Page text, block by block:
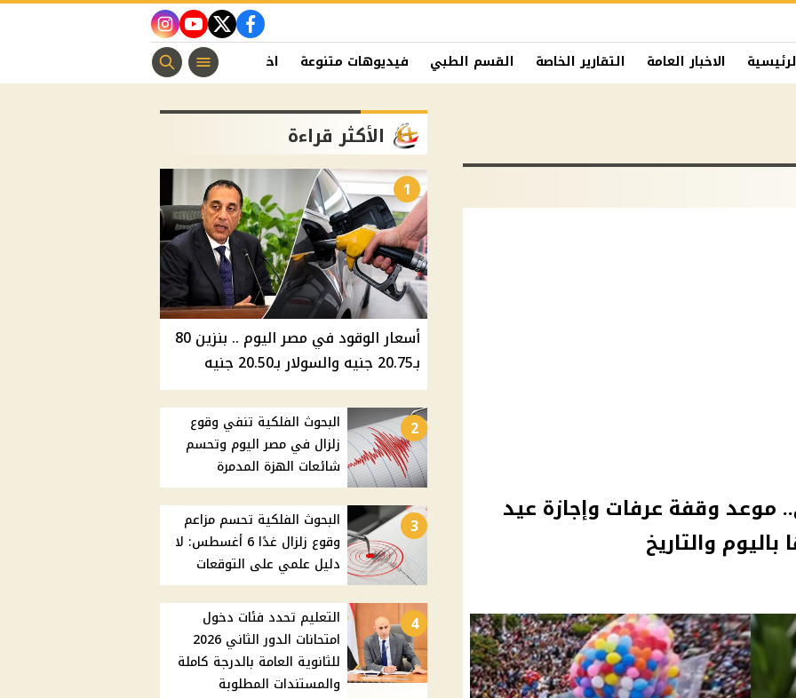
facebook
twitter
youtube
instagram
الاخبار العامة التقارير الخاصة القسم الطبي فيديوهات متنوعة اخبار الفن منوعات مسيحية
موعد وقفة عرفات وإجازة عيد
الأكثر قراءة
1
أسعار الوقود في مصر اليوم .. بنزين 80
بـ20.75 جنيه والسولار بـ20.50 جنيه
2
البحوث الفلكية تنفي وقوع
زلزال في مصر اليوم وتحسم
شائعات الهزة المدمرة
3
البحوث الفلكية تحسم مزاعم
وقوع زلزال غدًا 6 أغسطس: لا
دليل علمي على التوقعات
4
التعليم تحدد فئات دخول
امتحانات الدور الثاني 2026
للثانوية العامة بالدرجة كاملة
والمستندات المطلوبة